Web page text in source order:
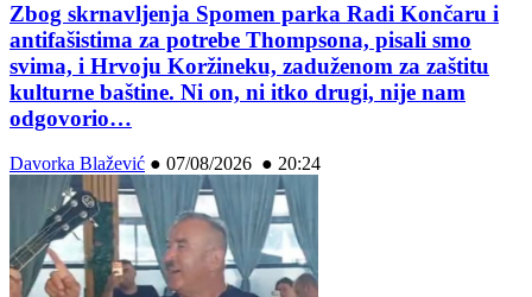
Zbog skrnavljenja Spomen parka Radi Končaru i
antifašistima za potrebe Thompsona, pisali smo
svima, i Hrvoju Koržineku, zaduženom za zaštitu
kulturne baštine. Ni on, ni itko drugi, nije nam
odgovorio…
Davorka Blažević ● 07/08/2026 ● 20:24